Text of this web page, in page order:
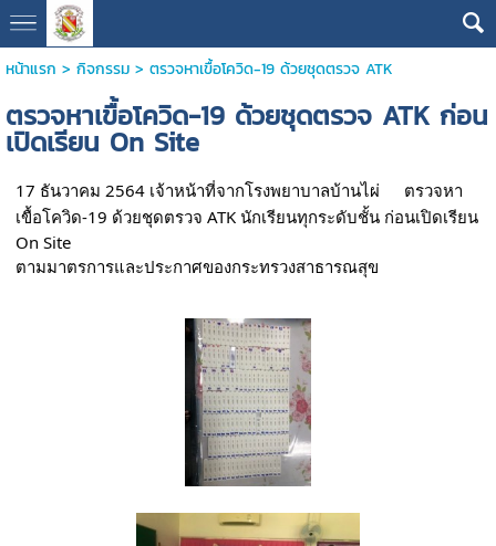
หน้าแรก > กิจกรรม> ตรวจหาเขื้อโควิด-19 ด้วยชุดตรวจ ATK
ตรวจหาเขื้อโควิด-19 ด้วยชุดตรวจ ATK ก่อน
เปิดเรียน On Site
17 ธันวาคม 2564 เจ้าหน้าที่จากโรงพยาบาลบ้านไผ่
ตรวจหา
เขื้อโควิด-19 ด้วยชุดตรวจ ATK นักเรียนทุกระดับชั้น ก่อนเปิดเรียน
On Site
ตามมาตรการและประกาศของกระทรวงสาธารณสุข